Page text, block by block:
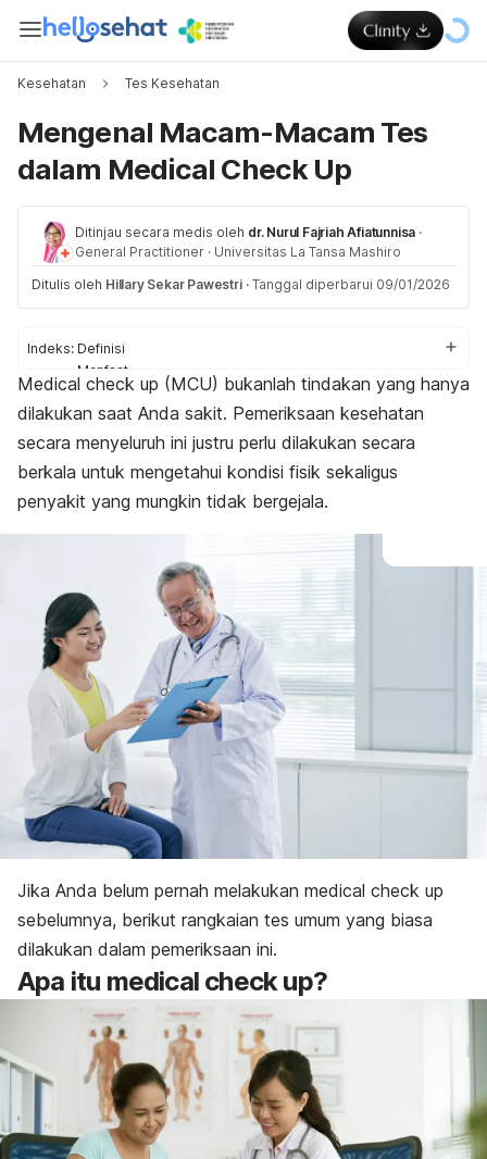
Kesehatan Tes Kesehatan
Mengenal Macam-Macam Tes
dalam Medical Check Up
Ditinjau secara medis oleh dr. Nurul Fajriah Afiatunnisa ·
General Practitioner · Universitas La Tansa Mashiro
Ditulis oleh Hillary Sekar Pawestri · Tanggal diperbarui 09/01/2026
Indeks: Definisi
Manfaat
Jenis
Apakah Medical Check Up Bisa Ditanggung BPJS ?
Apakah semua orang perlu MCU?
Medical check up (MCU) bukanlah tindakan yang hanya
dilakukan saat Anda sakit. Pemeriksaan kesehatan
secara menyeluruh ini justru perlu dilakukan secara
berkala untuk mengetahui kondisi fisik sekaligus
penyakit yang mungkin tidak bergejala.
Jika Anda belum pernah melakukan medical check up
sebelumnya, berikut rangkaian tes umum yang biasa
dilakukan dalam pemeriksaan ini.
Apa itu medical check up?